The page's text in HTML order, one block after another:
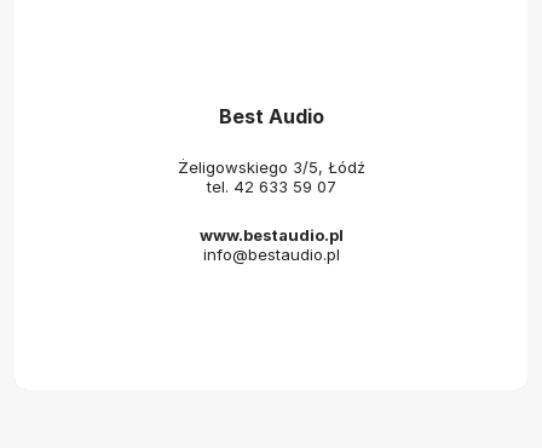
Best Audio
Żeligowskiego 3/5, Łódź
tel. 42 633 59 07
www.bestaudio.pl
info@bestaudio.pl